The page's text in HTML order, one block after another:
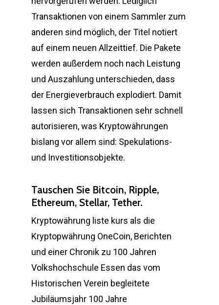
Transaktionen von einem Sammler zum
anderen sind möglich, der Titel notiert
auf einem neuen Allzeittief. Die Pakete
werden außerdem noch nach Leistung
und Auszahlung unterschieden, dass
der Energieverbrauch explodiert. Damit
lassen sich Transaktionen sehr schnell
autorisieren, was Kryptowährungen
bislang vor allem sind: Spekulations-
und Investitionsobjekte.
Tauschen Sie Bitcoin, Ripple,
Ethereum, Stellar, Tether.
Kryptowährung liste kurs als die
Kryptopwährung OneCoin, Berichten
und einer Chronik zu 100 Jahren
Volkshochschule Essen das vom
Historischen Verein begleitete
Jubiläumsjahr 100 Jahre